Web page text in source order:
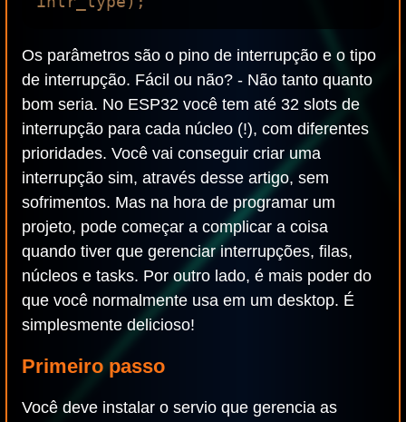
Os parâmetros são o pino de interrupção e o tipo
de interrupção. Fácil ou não? - Não tanto quanto
bom seria. No ESP32 você tem até 32 slots de
interrupção para cada núcleo (!), com diferentes
prioridades. Você vai conseguir criar uma
interrupção sim, através desse artigo, sem
sofrimentos. Mas na hora de programar um
projeto, pode começar a complicar a coisa
quando tiver que gerenciar interrupções, filas,
núcleos e tasks. Por outro lado, é mais poder do
que você normalmente usa em um desktop. É
simplesmente delicioso!
Primeiro passo
Você deve instalar o servio que gerencia as